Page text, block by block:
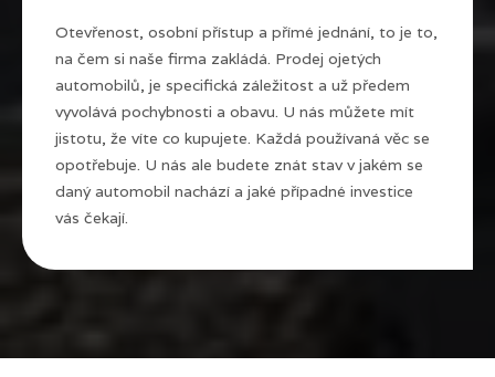
Otevřenost, osobní přístup a přímé jednání, to je to,
na čem si naše firma zakládá. Prodej ojetých
automobilů, je specifická záležitost a už předem
vyvolává pochybnosti a obavu. U nás můžete mít
jistotu, že víte co kupujete. Každá používaná věc se
opotřebuje. U nás ale budete znát stav v jakém se
daný automobil nachází a jaké případné investice
vás čekají.